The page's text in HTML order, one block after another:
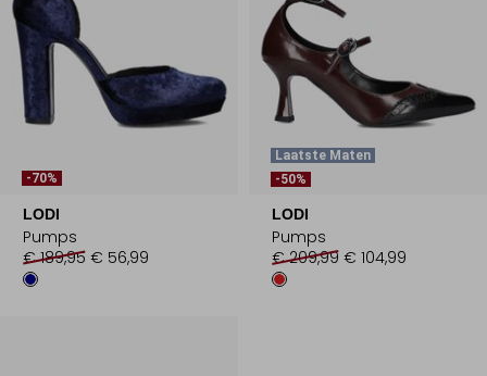
-70%
LODI
Pumps
€ 189,95 € 56,99
Laatste Maten
-50%
LODI
Pumps
€ 209,99 € 104,99